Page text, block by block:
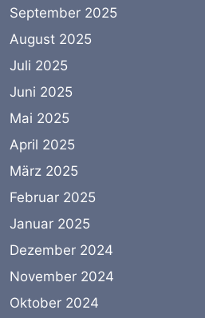
September 2025
August 2025
Juli 2025
Juni 2025
Mai 2025
April 2025
März 2025
Februar 2025
Januar 2025
Dezember 2024
November 2024
Oktober 2024